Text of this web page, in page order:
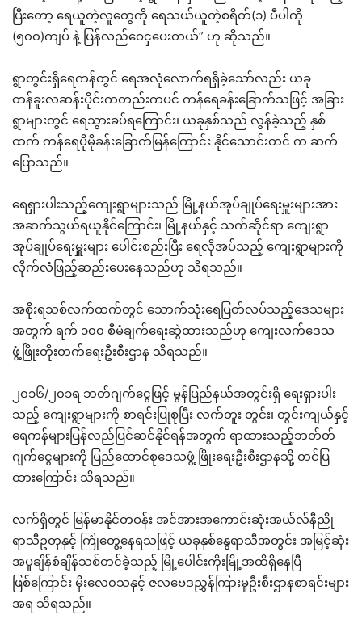
ပြီးတော့ ရေယူတဲ့လူတွေကို ရေသယ်ယူတဲ့စရိတ်(၁) ပီပါကို
(၅၀၀)ကျပ် နဲ့ ပြန်လည်ဝေငှပေးတယ်” ဟု ဆိုသည်။
ရွာတွင်းရှိရေကန်တွင် ရေအလုံလောက်ရရှိခဲ့သော်လည်း ယခု
တန်ခူးလဆန်းပိုင်းကတည်းကပင် ကန်ရေခန်းခြောက်သဖြင့် အခြား
ရွာများတွင် ရေသွားခပ်ရကြောင်း၊ ယခုနှစ်သည် လွန်ခဲ့သည့် နှစ်
ထက် ကန်ရေပိုမိုခန်းခြောက်မြန်ကြောင်း နိုင်သောင်းတင် က ဆက်
ပြောသည်။
ရေရှားပါးသည့်ကျေးရွာများသည် မြို့နယ်အုပ်ချုပ်ရေးမှူးများအား
အဆက်သွယ်ရယူနိုင်ကြောင်း၊ မြို့နယ်နှင့် သက်ဆိုင်ရာ ကျေးရွာ
အုပ်ချုပ်ရေးမှူးများ ပေါင်းစည်းပြီး ရေလိုအပ်သည့် ကျေးရွာများကို
လိုက်လံဖြည့်ဆည်းပေးနေသည်ဟု သိရသည်။
အစိုးရသစ်လက်ထက်တွင် သောက်သုံးရေပြတ်လပ်သည့်ဒေသများ
အတွက် ရက် ၁၀၀ စီမံချက်ရေးဆွဲထားသည်ဟု ကျေးလက်ဒေသ
ဖွံ့ဖြိုးတိုးတက်ရေးဦးစီးဌာန သိရသည်။
၂၀၁၆/၂၀၁ရ ဘတ်ဂျက်ငွေဖြင့် မွန်ပြည်နယ်အတွင်းရှိ ရေးရှားပါး
သည့် ကျေးရွာများကို စာရင်းပြုစုပြီး လက်တူး တွင်း၊ တွင်းကျယ်နှင့်
ရေကန်များပြန်လည်ပြင်ဆင်နိုင်ရန်အတွက် ရာထားသည့်ဘတ်တ်
ဂျက်ငွေများကို ပြည်ထောင်စုဒေသဖွံ့ ဖြိုးရေးဦးစီးဌာနသို့ တင်ပြ
ထားကြောင်း သိရသည်။
လက်ရှိတွင် မြန်မာနိုင်တဝန်း အင်အားအကောင်းဆုံးအယ်လ်နီညို
ရာသီဥတုနှင့် ကြုံတွေ့နေရသဖြင့် ယခုနှစ်နွေရာသီအတွင်း အမြင့်ဆုံး
အပူချိန်စံချိန်သစ်တင်ခဲ့သည့် မြို့ပေါင်းကိုးမြို့အထိရှိနေပြီ
ဖြစ်ကြောင်း မိုးလေ၀သနှင့် ဇလဗေဒညွှန်ကြားမှုဦးစီးဌာနစာရင်းများ
အရ သိရသည်။